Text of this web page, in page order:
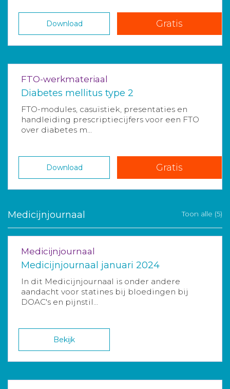
Download Gratis
FTO-werkmateriaal
Diabetes mellitus type 2
FTO-modules, casuïstiek, presentaties en
handleiding prescriptiecijfers voor een FTO
over diabetes m...
Download Gratis
Medicijnjournaal Toon alle (5)
Medicijnjournaal
Medicijnjournaal januari 2024
In dit Medicijnjournaal is onder andere
aandacht voor statines bij bloedingen bij
DOAC's en pijnstil...
Bekijk